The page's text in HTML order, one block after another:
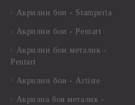
Акрилни бои - Stamperia
Акрилни бои - Pentart
Акрилни бои металик -
Pentart
Акрилни бои - Artiste
Акрилна боя металик -